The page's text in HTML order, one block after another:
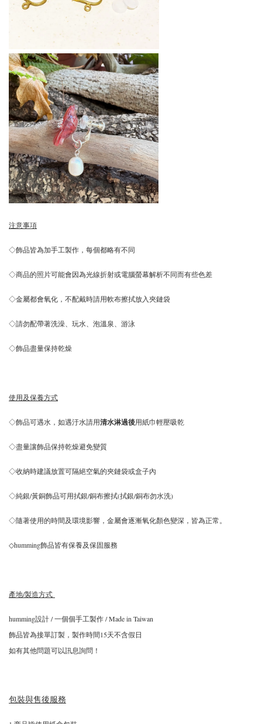
注意事項
◇飾品皆為加手工製作，每個都略有不同
◇商品的照片可能會因為光線折射或電腦螢幕解析不同而有些色差
◇金屬都會氧化，不配戴時請用軟布擦拭放入夾鏈袋
◇請勿配帶著洗澡、玩水、泡溫泉、游泳
◇飾品盡量保持乾燥
使用及保養方式
◇飾品可遇水，如遇汙水請用清水淋過後用紙巾輕壓吸乾
◇盡量讓飾品保持乾燥避免變質
◇收納時建議放置可隔絕空氣的夾鏈袋或盒子內
◇純銀/黃銅飾品可用拭銀/銅布擦拭(拭銀/銅布勿水洗)
◇隨著使用的時間及環境影響，金屬會逐漸氧化顏色變深，皆為正常。
◇humming飾品皆有保養及保固服務
產地/製造方式
humming設計 / 一個個手工製作 / Made in Taiwan
飾品皆為接單訂製，製作時間15天不含假日
如有其他問題可以訊息詢問！
包裝與售後服務